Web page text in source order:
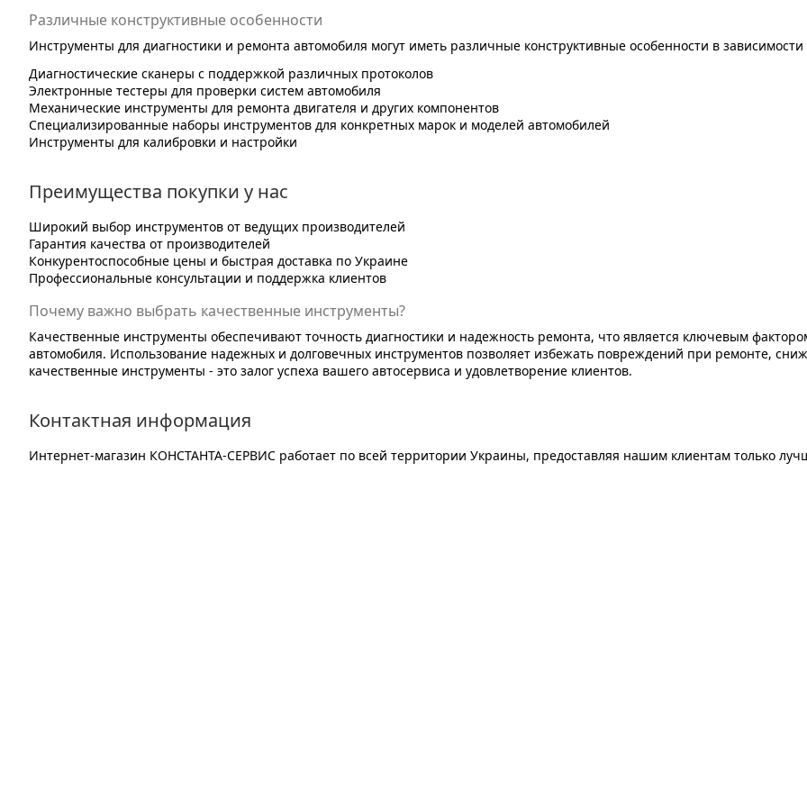
Различные конструктивные особенности
Инструменты для диагностики и ремонта автомобиля могут иметь различные конструктивные особенности в
Диагностические сканеры с поддержкой различных протоколов
Электронные тестеры для проверки систем автомобиля
Механические инструменты для ремонта двигателя и других компонентов
Специализированные наборы инструментов для конкретных марок и моделей автомобилей
Инструменты для калибровки и настройки
Преимущества покупки у нас
Широкий выбор инструментов от ведущих производителей
Гарантия качества от производителей
Конкурентоспособные цены и быстрая доставка по Украине
Профессиональные консультации и поддержка клиентов
Почему важно выбрать качественные инструменты?
Качественные инструменты обеспечивают точность диагностики и надежность ремонта, что является ключевым
автомобиля. Использование надежных и долговечных инструментов позволяет избежать повреждений при ремонте,
качественные инструменты - это залог успеха вашего автосервиса и удовлетворение клиентов.
Контактная информация
Интернет-магазин КОНСТАНТА-СЕРВИС работает по всей территории Украины, предоставляя нашим клиентам только